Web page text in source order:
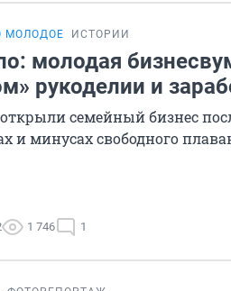
МОЛОДОЕ ИСТОРИИ
молодая
рукоделии и
семейный бизнес
и минусах свободного
1 746 1